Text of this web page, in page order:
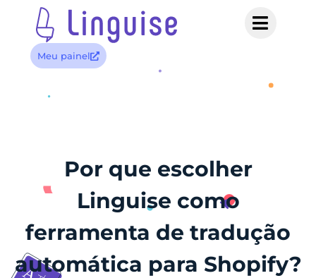
Meu painel
Por que escolher
Linguise como
ferramenta de tradução
automática para Shopify?